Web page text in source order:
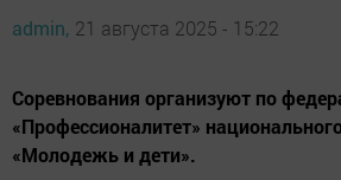
admin, 21 августа 2025 - 15:22
Соревнования организуют по
«Профессионалитет»
«Молодежь и дети».